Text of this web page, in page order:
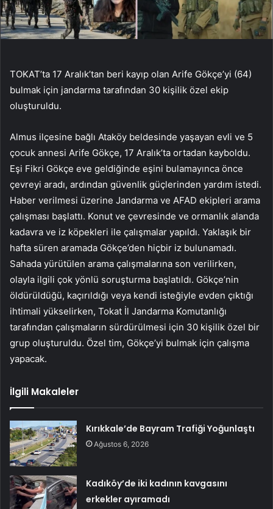
TOKAT’ta 17 Aralık’tan beri kayıp olan Arife Gökçe’yi (64)
bulmak için jandarma tarafından 30 kişilik özel ekip
oluşturuldu.
Almus ilçesine bağlı Ataköy beldesinde yaşayan evli ve 5
çocuk annesi Arife Gökçe, 17 Aralık’ta ortadan kayboldu.
Eşi Fikri Gökçe eve geldiğinde eşini bulamayınca önce
çevreyi aradı, ardından güvenlik güçlerinden yardım istedi.
Haber verilmesi üzerine Jandarma ve AFAD ekipleri arama
çalışması başlattı. Konut ve çevresinde ve ormanlık alanda
kadavra ve iz köpekleri ile çalışmalar yapıldı. Yaklaşık bir
hafta süren aramada Gökçe’den hiçbir iz bulunamadı.
Sahada yürütülen arama çalışmalarına son verilirken,
olayla ilgili çok yönlü soruşturma başlatıldı. Gökçe’nin
öldürüldüğü, kaçırıldığı veya kendi isteğiyle evden çıktığı
ihtimali yükselirken, Tokat İl Jandarma Komutanlığı
tarafından çalışmaların sürdürülmesi için 30 kişilik özel bir
grup oluşturuldu. Özel tim, Gökçe’yi bulmak için çalışma
yapacak.
İlgili Makaleler
Kırıkkale’de Bayram Trafiği Yoğunlaştı
Ağustos 6, 2026
Kadıköy’de iki kadının kavgasını
erkekler ayıramadı